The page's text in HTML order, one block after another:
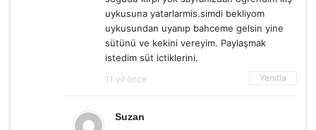
uykusuna yatarlarmis.simdi bekliyom
uykusundan uyanıp bahceme gelsin yine
sütünü ve kekini vereyim. Paylaşmak
istedim süt ictiklerini.
11 yıl önce Yanıtla
Suzan